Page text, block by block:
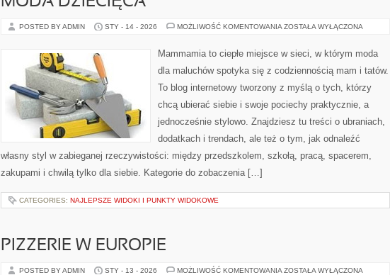
POSTED BY ADMIN STY - 14 - 2026 MOŻLIWOŚĆ KOMENTOWANIA MODA
ZOSTAŁA WYŁĄCZONA
Mammamia to ciepłe miejsce w sieci, w którym moda
dla maluchów spotyka się z codziennością mam i tatów.
To blog internetowy tworzony z myślą o tych, którzy
chcą ubierać siebie i swoje pociechy praktycznie, a
jednocześnie stylowo. Znajdziesz tu treści o ubraniach,
dodatkach i trendach, ale też o tym, jak odnaleźć
własny styl w zabieganej rzeczywistości: między przedszkolem, szkołą, pracą, spacerem,
zakupami i chwilą tylko dla siebie. Kategorie do zobaczenia […]
CATEGORIES: NAJLEPSZE WIDOKI I PUNKTY WIDOKOWE
PIZZERIE W EUROPIE
POSTED BY ADMIN STY - 13 - 2026 MOŻLIWOŚĆ KOMENTOWANIA PIZZERIE
ZOSTAŁA WYŁĄCZONA